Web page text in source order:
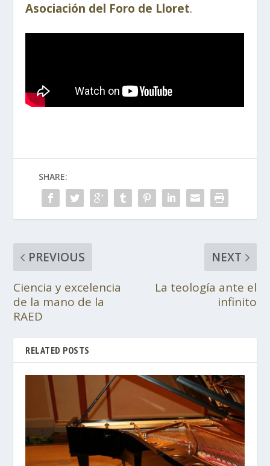
Asociación del Foro de Lloret.
SHARE:
PREVIOUS
Ciencia y excelencia
de la mano de la
RAED
NEXT
La teología ante el
infinito
RELATED POSTS